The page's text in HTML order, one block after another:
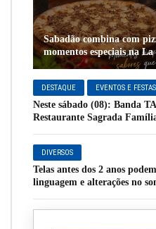
Sabadão combina com
momentos especiais na
DESTAQUE EVENTOS E FESTAS
Neste sábado (08): Banda
Restaurante Sagrada
DIVERSOS
Telas antes dos 2 anos
linguagem e alterações no